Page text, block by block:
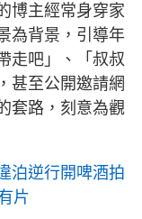
博主經常身穿家
為背景，引導年
走吧」、「叔叔
甚至公開邀請網
套路，刻意為觀
泊逆行開啤酒拍
片